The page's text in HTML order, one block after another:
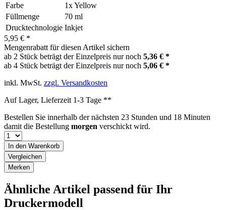
Farbe
1x Yellow
Füllmenge
70 ml
Drucktechnologie Inkjet
5,95 € *
Mengenrabatt für diesen Artikel sichern
ab 2 Stück beträgt der Einzelpreis nur noch 5,36 € *
ab 4 Stück beträgt der Einzelpreis nur noch 5,06 € *
inkl. MwSt. zzgl. Versandkosten
Auf Lager, Lieferzeit 1-3 Tage **
Bestellen Sie innerhalb der nächsten 23 Stunden und 18 Minuten
damit die Bestellung morgen verschickt wird.
In den Warenkorb
Vergleichen
Merken
Ähnliche Artikel passend für Ihr
Druckermodell